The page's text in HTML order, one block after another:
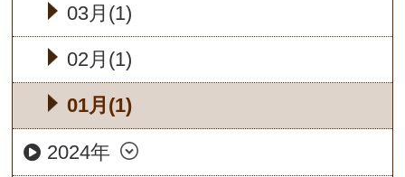
03月(1)
02月(1)
01月(1)
2024年